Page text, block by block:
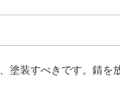
塗装すべきです。錆を